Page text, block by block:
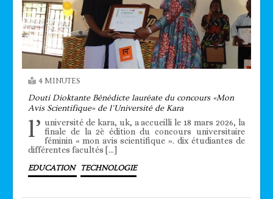
4 MINUTES
Douti Dioktante Bénédicte lauréate du concours «Mon
Avis Scientifique» de l’Université de Kara
l’ université de kara, uk, a accueilli le 18 mars 2026, la
finale de la 2è édition du concours universitaire
féminin « mon avis scientifique ». dix étudiantes de
différentes facultés […]
EDUCATION TECHNOLOGIE